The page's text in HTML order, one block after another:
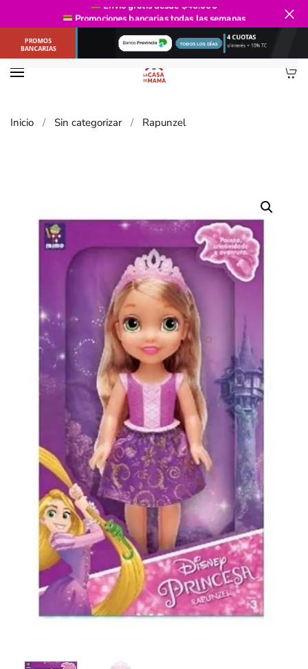
Ir al contenido principal
Inicio Sin categorizar Rapunzel
Envío gratisdesde $40.000
Promociones bancariastodas las semanas